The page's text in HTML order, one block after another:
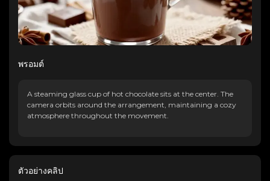
พรอมต์
A steaming glass cup of hot chocolate sits at the center. The
camera orbits around the arrangement, maintaining a cozy
atmosphere throughout the movement.
ตัวอย่างคลิป